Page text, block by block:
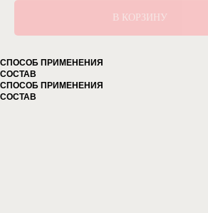
В КОРЗИНУ
СПОСОБ ПРИМЕНЕНИЯ
СОСТАВ
СПОСОБ ПРИМЕНЕНИЯ
СОСТАВ